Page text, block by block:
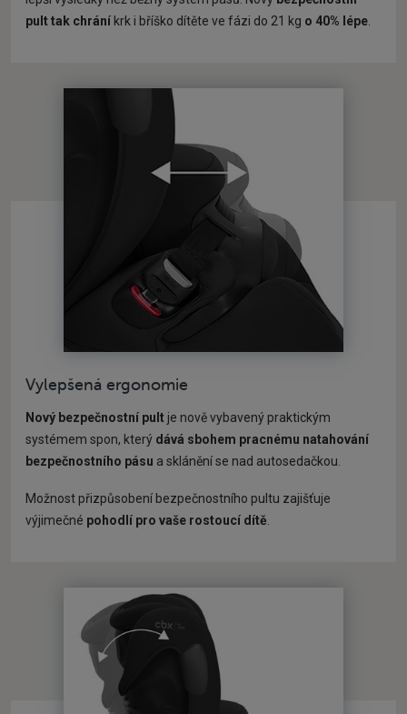
pult tak chrání krk i bříško dítěte ve fázi do 21 kg o 40% lépe
Vylepšená ergonomie
Nový bezpečnostní pultje nově vybavený praktickým
systémem spon, který dává sbohem pracnému natahování
bezpečnostního pásu a sklánění se nad autosedačkou.
Možnost přizpůsobení bezpečnostního pultu zajišťuje
výjimečné pohodlí pro vaše rostoucí dítě